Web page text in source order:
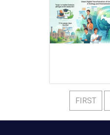
FIRST